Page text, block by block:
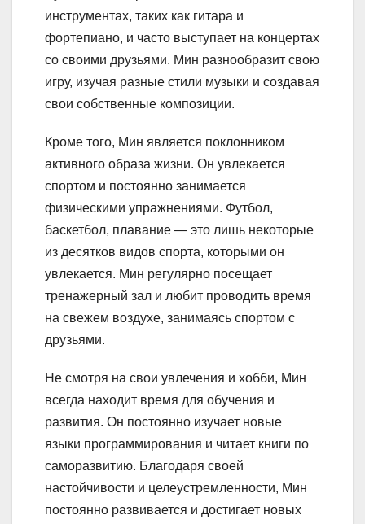
инструментах, таких как гитара и
фортепиано, и часто выступает на концертах
со своими друзьями. Мин разнообразит свою
игру, изучая разные стили музыки и создавая
свои собственные композиции.
Кроме того, Мин является поклонником
активного образа жизни. Он увлекается
спортом и постоянно занимается
физическими упражнениями. Футбол,
баскетбол, плавание — это лишь некоторые
из десятков видов спорта, которыми он
увлекается. Мин регулярно посещает
тренажерный зал и любит проводить время
на свежем воздухе, занимаясь спортом с
друзьями.
Не смотря на свои увлечения и хобби, Мин
всегда находит время для обучения и
развития. Он постоянно изучает новые
языки программирования и читает книги по
саморазвитию. Благодаря своей
настойчивости и целеустремленности, Мин
постоянно развивается и достигает новых